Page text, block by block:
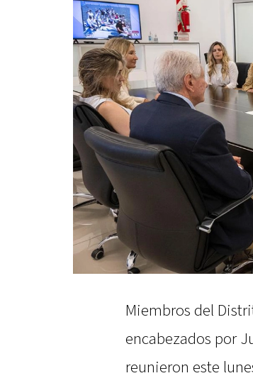
Miembros del
encabezados por
reunieron este